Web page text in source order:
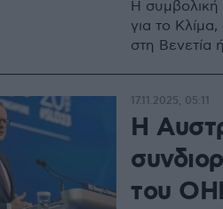
Η
για το
στη Βενετία
Η
του
17.11.2025, 05:11